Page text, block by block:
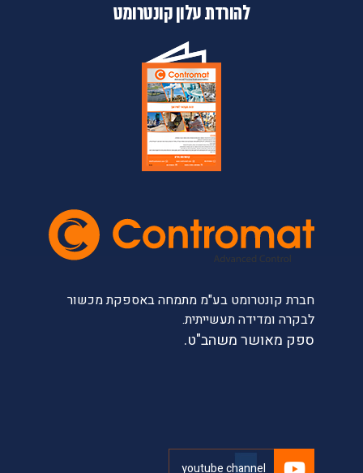
להורדת עלון קונטרומט
חברת קונטרומט בע"מ מתמחה באספקת מכשור
לבקרה ומדידה תעשייתית.
ספק מאושר משהב"ט.
youtube channel